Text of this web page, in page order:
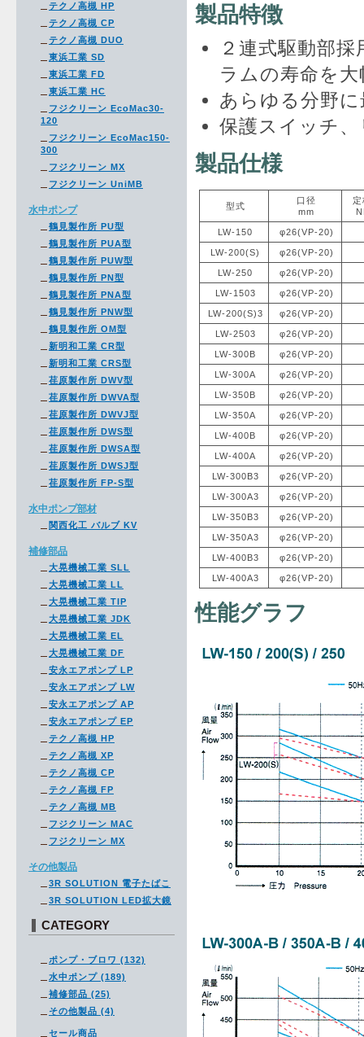
製品特徴
２連式駆動部
ラムの寿命を
あらゆる分野
保護スイッチ
製品仕様
型式
口径
mm
LW-150 φ26(VP-20)
LW-200(S) φ26(VP-20)
LW-250 φ26(VP-20)
LW-1503 φ26(VP-20)
LW-200(S)3 φ26(VP-20)
LW-2503 φ26(VP-20)
LW-300B φ26(VP-20)
LW-300A φ26(VP-20)
LW-350B φ26(VP-20)
LW-350A φ26(VP-20)
LW-400B φ26(VP-20)
LW-400A φ26(VP-20)
LW-300B3 φ26(VP-20)
LW-300A3 φ26(VP-20)
LW-350B3 φ26(VP-20)
LW-350A3 φ26(VP-20)
LW-400B3 φ26(VP-20)
LW-400A3 φ26(VP-20)
性能グラフ
テクノ高槻 HP
テクノ高槻 CP
テクノ高槻 DUO
東浜工業 SD
東浜工業 FD
東浜工業 HC
フジクリーン EcoMac30-
120
フジクリーン EcoMac150-
300
フジクリーン MX
フジクリーン UniMB
水中ポンプ
鶴見製作所 PU型
鶴見製作所 PUA型
鶴見製作所 PUW型
鶴見製作所 PN型
鶴見製作所 PNA型
鶴見製作所 PNW型
鶴見製作所 OM型
新明和工業 CR型
新明和工業 CRS型
荏原製作所 DWV型
荏原製作所 DWVA型
荏原製作所 DWVJ型
荏原製作所 DWS型
荏原製作所 DWSA型
荏原製作所 DWSJ型
荏原製作所 FP-S型
水中ポンプ部材
関西化工 バルブ KV
補修部品
大晃機械工業 SLL
大晃機械工業 LL
大晃機械工業 TIP
大晃機械工業 JDK
大晃機械工業 EL
大晃機械工業 DF
安永エアポンプ LP
安永エアポンプ LW
安永エアポンプ AP
安永エアポンプ EP
テクノ高槻 HP
テクノ高槻 XP
テクノ高槻 CP
テクノ高槻 FP
テクノ高槻 MB
フジクリーン MAC
フジクリーン MX
その他製品
3R SOLUTION 電子たばこ
3R SOLUTION LED拡大鏡
CATEGORY
ポンプ・ブロワ (132)
水中ポンプ (189)
補修部品 (25)
その他製品 (4)
セール商品